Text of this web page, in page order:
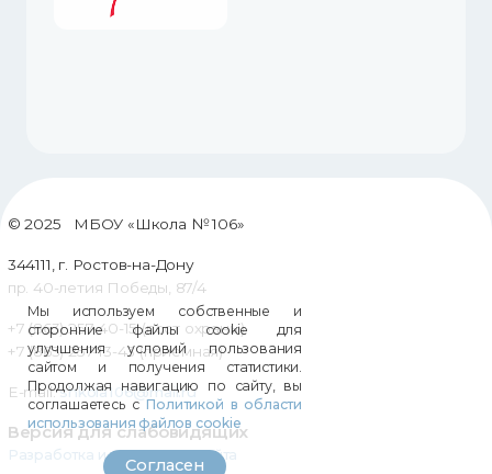
Мы используем собственные и
сторонние файлы cookie для
улучшения условий пользования
сайтом и получения статистики.
Продолжая навигацию по сайту, вы
соглашаетесь с Политикой в области
использования файлов cookie
Согласен
© 2025 МБОУ «Школа № 106»
344111, г. Ростов-на-Дону
пр. 40-летия Победы, 87/4
+7 (863) 257-40-15 (пост охраны)
+7 (863) 257-13-43 (приемная)
E-mail:shkola106@mail.ru
Версия для слабовидящих
Разработка и поддержка сайта